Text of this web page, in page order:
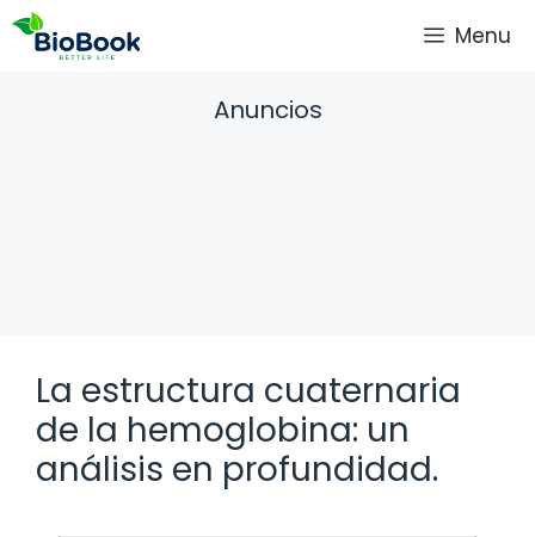
Saltar
Menu
Anuncios
La estructura cuaternaria
de la hemoglobina: un
análisis en profundidad.